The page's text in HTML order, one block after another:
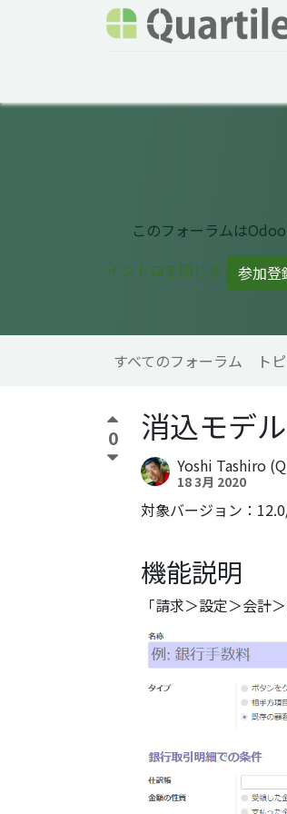
このフォーラムは
イントロを閉じる
参加登
すべてのフォーラム ト
0 消込モデ
Yoshi Tashiro
18 3月 2020
対象バージョン：
機能説明
「請求＞設定＞会計